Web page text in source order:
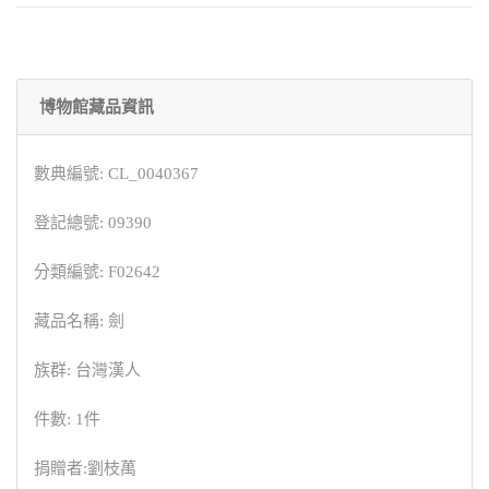
博物館藏品資訊
數典編號: CL_0040367
登記總號: 09390
分類編號: F02642
藏品名稱: 劍
族群: 台灣漢人
件數: 1件
捐贈者:劉枝萬